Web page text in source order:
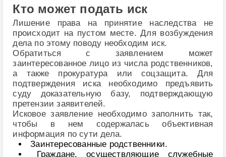
Кто может подать иск
Лишение права на принятие наследства не
происходит на пустом месте. Для возбуждения
дела по этому поводу необходим иск.
Обратиться с заявлением может
заинтересованное лицо из числа родственников,
а также прокуратура или соцзащита. Для
подтверждения иска необходимо предъявить
суду доказательную базу, подтверждающую
претензии заявителей.
Исковое заявление необходимо заполнить так,
чтобы в нем содержалась объективная
информация по сути дела.
Заинтересованные родственники.
Граждане, осуществляющие служебные